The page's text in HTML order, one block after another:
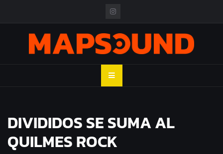
MAPSOUND
DIVIDIDOS SE SUMA AL
QUILMES ROCK